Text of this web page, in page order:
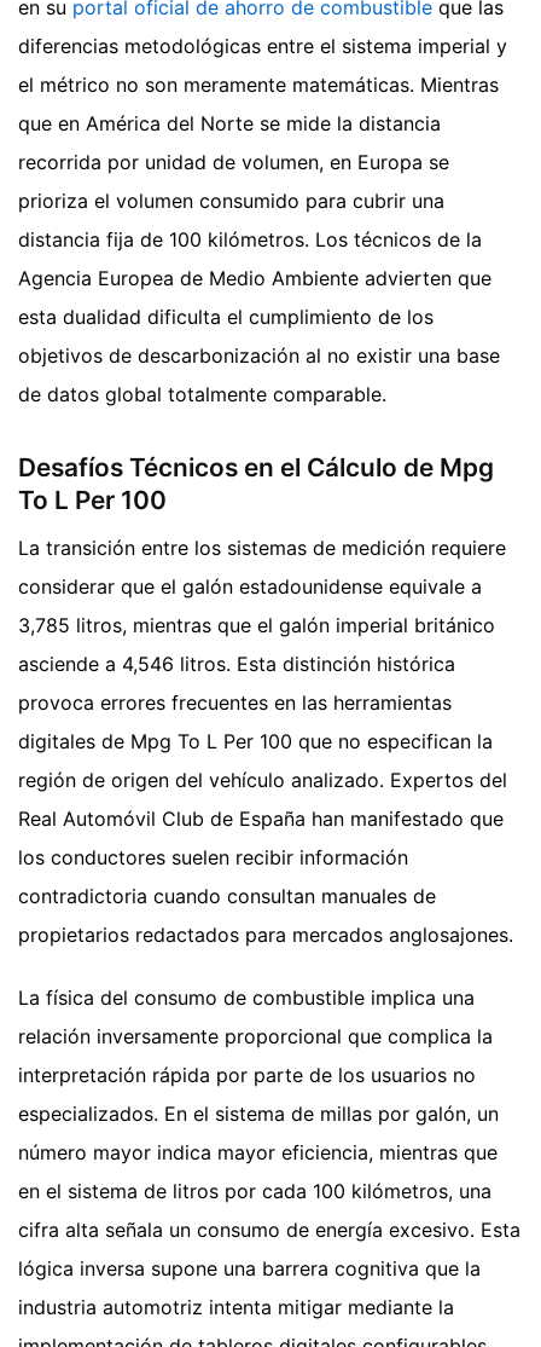
en su portal oficial de ahorro de combustible que las
diferencias metodológicas entre el sistema imperial y
el métrico no son meramente matemáticas. Mientras
que en América del Norte se mide la distancia
recorrida por unidad de volumen, en Europa se
prioriza el volumen consumido para cubrir una
distancia fija de 100 kilómetros. Los técnicos de la
Agencia Europea de Medio Ambiente advierten que
esta dualidad dificulta el cumplimiento de los
objetivos de descarbonización al no existir una base
de datos global totalmente comparable.
Desafíos Técnicos en el Cálculo de Mpg
To L Per 100
La transición entre los sistemas de medición requiere
considerar que el galón estadounidense equivale a
3,785 litros, mientras que el galón imperial británico
asciende a 4,546 litros. Esta distinción histórica
provoca errores frecuentes en las herramientas
digitales de Mpg To L Per 100 que no especifican la
región de origen del vehículo analizado. Expertos del
Real Automóvil Club de España han manifestado que
los conductores suelen recibir información
contradictoria cuando consultan manuales de
propietarios redactados para mercados anglosajones.
La física del consumo de combustible implica una
relación inversamente proporcional que complica la
interpretación rápida por parte de los usuarios no
especializados. En el sistema de millas por galón, un
número mayor indica mayor eficiencia, mientras que
en el sistema de litros por cada 100 kilómetros, una
cifra alta señala un consumo de energía excesivo. Esta
lógica inversa supone una barrera cognitiva que la
industria automotriz intenta mitigar mediante la